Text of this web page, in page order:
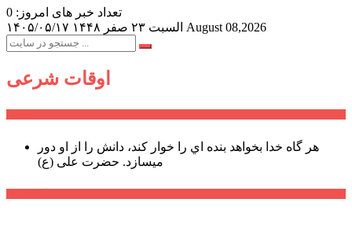
تعداد خبر های امروز: 0
۱۴۰۵/۰۵/۱۷
السبت ۲۳ صفر ۱۴۴۸ August 08,2026
اوقات شرعی
هر گاه خدا بخواهد بنده اي را خوار كند، دانش را از او دور
میسازد. حضرت علی (ع)